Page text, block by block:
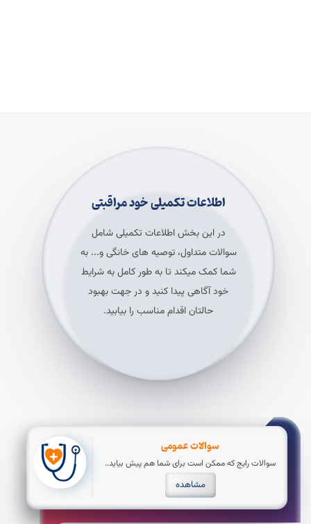
سوالات عمومی
سوالات رایج که ممکن است برای شما هم پیش بیاید..
مشاهده
اطلاعات تکمیلی خود مراقبتی
در این بخش اطلاعات تکمیلی شامل
سوالات متداول، توصیه های خانگی و... به
شما کمک میکند تا به طور کامل به شرایط
خود آگاهی پیدا کنید و در جهت بهبود
حالتان اقدام مناسب را بیابید.